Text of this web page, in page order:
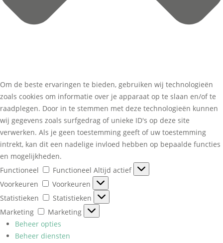
Om de beste ervaringen te bieden, gebruiken wij technologieën
zoals cookies om informatie over je apparaat op te slaan en/of te
raadplegen. Door in te stemmen met deze technologieën kunnen
wij gegevens zoals surfgedrag of unieke ID's op deze site
verwerken. Als je geen toestemming geeft of uw toestemming
intrekt, kan dit een nadelige invloed hebben op bepaalde functies
en mogelijkheden.
Functioneel
Functioneel Altijd actief
Voorkeuren
Voorkeuren
Statistieken
Statistieken
Marketing
Marketing
Beheer opties
Beheer diensten